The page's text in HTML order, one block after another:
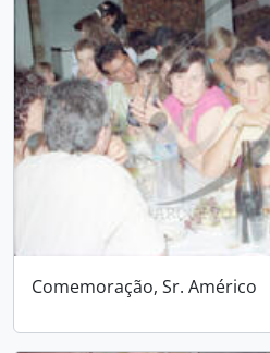
Comemoração, Sr. Américo